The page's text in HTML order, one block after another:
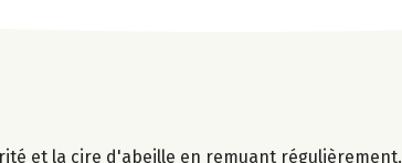
et la cire d'abeille en remuant régulièrement.